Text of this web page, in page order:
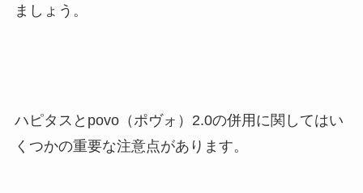
ましょう。
ハピタスとpovo（ポヴォ）2.0の併用に関してはい
くつかの重要な注意点があります。